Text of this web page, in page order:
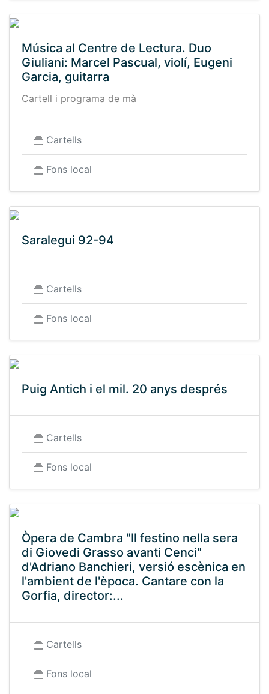
Música al Centre de Lectura. Duo
Giuliani: Marcel Pascual, violí, Eugeni
Garcia, guitarra
Cartell i programa de mà
Cartells
Fons local
Saralegui 92-94
Cartells
Fons local
Puig Antich i el mil. 20 anys després
Cartells
Fons local
Òpera de Cambra "Il festino nella sera
di Giovedi Grasso avanti Cenci"
d'Adriano Banchieri, versió escènica en
l'ambient de l'època. Cantare con la
Gorfia, director:...
Cartells
Fons local